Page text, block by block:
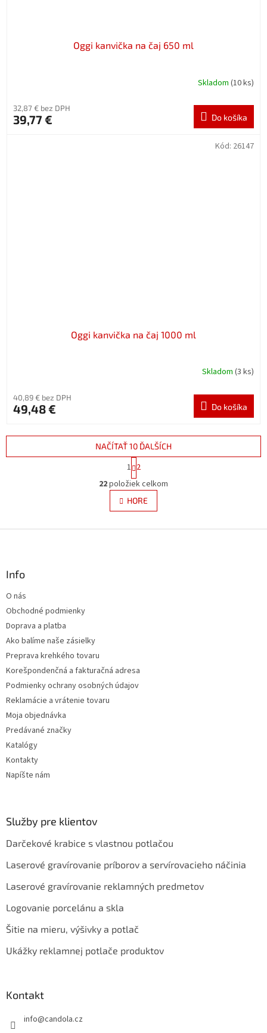
Oggi kanvička na čaj 650 ml
Skladom (10 ks)
32,87 € bez DPH
39,77 € Do košíka
Oggi kanvička na čaj 1000 ml
Skladom (3 ks)
40,89 € bez DPH
49,48 € Do košíka
Kód: 26147
O
v
l
á
i
s
NAČÍTAŤ 10 ĎALŠÍCH
S
t
r
á
n
k
v
1 2
22položiek celkom
HORE
Info
O nás
Obchodné podmienky
Doprava a platba
Ako balíme naše zásielky
Preprava krehkého tovaru
Korešpondenčná a fakturačná adresa
Podmienky ochrany osobných údajov
Reklamácie a vrátenie tovaru
Moja objednávka
Predávané značky
Katalógy
Kontakty
Napíšte nám
Služby pre klientov
Darčekové krabice s vlastnou potlačou
Laserové gravírovanie príborov a servírovacieho náčinia
Laserové gravírovanie reklamných predmetov
Logovanie porcelánu a skla
Šitie na mieru, výšivky a potlač
Ukážky reklamnej potlače produktov
Kontakt
info@candola.cz